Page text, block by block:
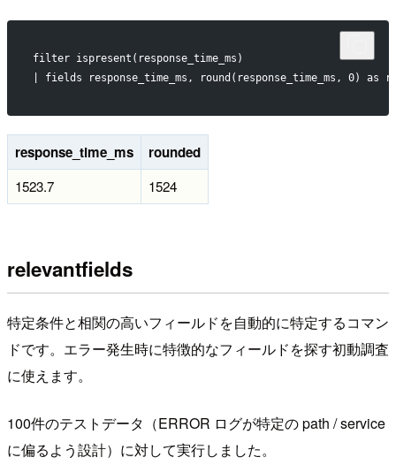
filter ispresent(response_time_ms)
| fields response_time_ms, round(response_time_ms, 0) as
response_time_ms rounded
1523.7 1524
relevantfields
特定条件と相関の高いフィールドを自動的に特定するコマン
ドです。エラー発生時に特徴的なフィールドを探す初動調査
に使えます。
100件のテストデータ（ERROR ログが特定の path / service
に偏るよう設計）に対して実行しました。